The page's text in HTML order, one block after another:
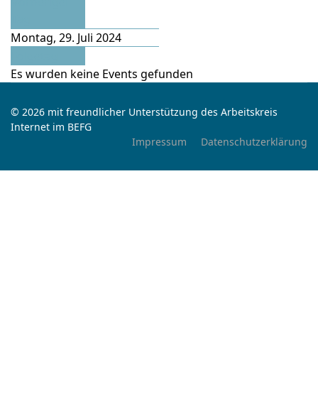
Montag, 29. Juli 2024
Es wurden keine Events gefunden
© 2026 mit freundlicher Unterstützung des Arbeitskreis
Internet im BEFG
Impressum
Datenschutzerklärung